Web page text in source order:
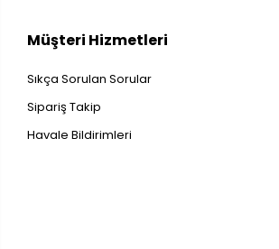
Müşteri Hizmetleri
Sıkça Sorulan Sorular
Sipariş Takip
Havale Bildirimleri